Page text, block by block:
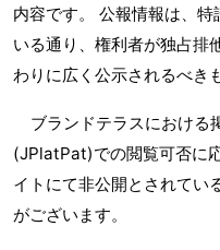
内容です。 公報情報は、特
いる通り、権利者が独占排
わりに広く公示されるべき
ブランドテラスにおける
(JPlatPat)での閲覧可否に
イトにて非公開とされてい
がございます。